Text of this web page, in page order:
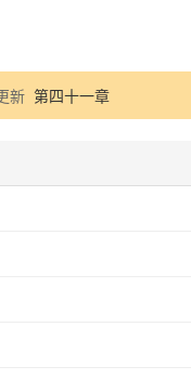
新 第四十一章